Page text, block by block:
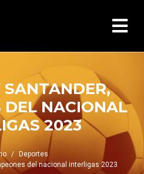
SANTANDER,
DEL NACIONAL
2023
Deportes
del nacional interligas 2023